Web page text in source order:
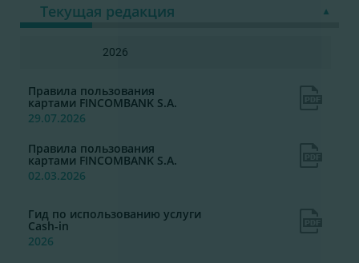
Текущая редакция
2026
Правила пользования
картами FINCOMBANK S.A.
29.07.2026
Правила пользования
картами FINCOMBANK S.A.
02.03.2026
Гид по использованию услуги
Cash-in
2026